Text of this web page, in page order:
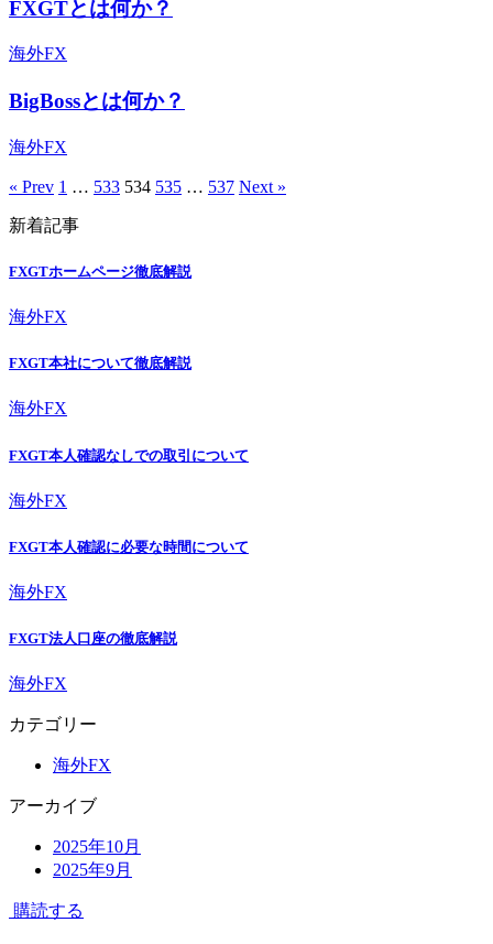
FXGTとは何か？
海外FX
BigBossとは何か？
海外FX
« Prev 1 … 533 534 535 … 537 Next »
新着記事
FXGTホームページ徹底解説
海外FX
FXGT本社について徹底解説
海外FX
FXGT本人確認なしでの取引について
海外FX
FXGT本人確認に必要な時間について
海外FX
FXGT法人口座の徹底解説
海外FX
カテゴリー
海外FX
アーカイブ
2025年10月
2025年9月
購読する